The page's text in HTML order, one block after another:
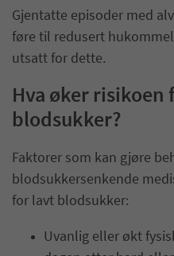
Gjentatte episoder med
føre til redusert
utsatt for dette.
Hva øker risikoen
blodsukker?
Faktorer som kan gjøre
blodsukkersenkende
for lavt blodsukker:
Uvanlig eller økt